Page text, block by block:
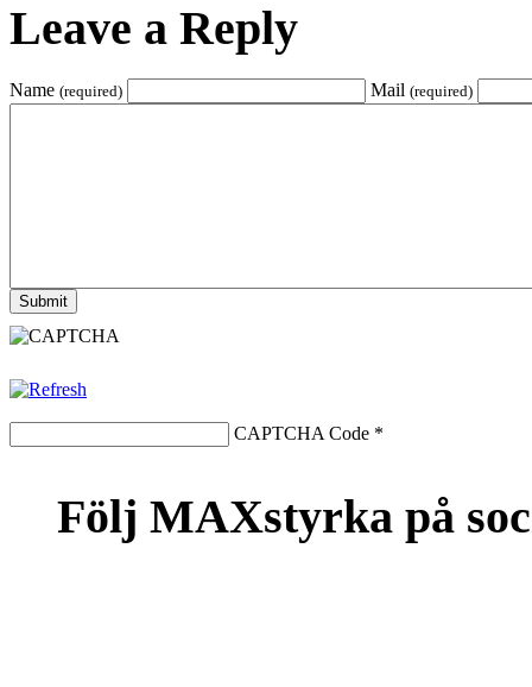
Leave a Reply
Name (required) Mail (required)
CAPTCHA Code *
Följ MAXstyrka på